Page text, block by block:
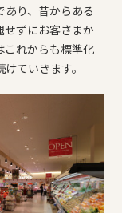
り、昔からある
せずにお客さまか
これからも標準化
ていきます。